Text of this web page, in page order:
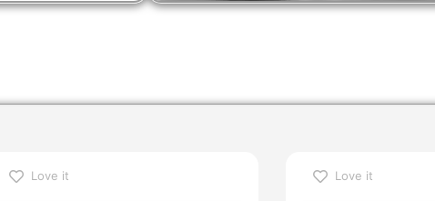
Love it Love it